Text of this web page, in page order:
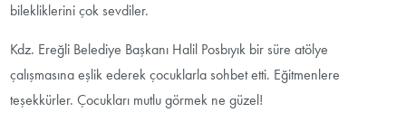
bilekliklerini çok sevdiler.
Kdz. Ereğli Belediye Başkanı Halil Posbıyık bir süre atölye
çalışmasına eşlik ederek çocuklarla sohbet etti. Eğitmenlere
teşekkürler. Çocukları mutlu görmek ne güzel!